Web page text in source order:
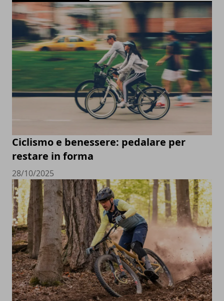
Ciclismo e benessere: pedalare per
restare in forma
28/10/2025